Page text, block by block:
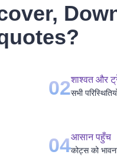
?
02शाश्वत और
सभी
04आसान पहुँच
कोट्स को